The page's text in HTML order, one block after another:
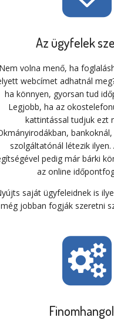
Az ügyfelek
Nem volna menő, ha
webcímet adhatnál
ha könnyen, gyorsan tud
Legjobb, ha az
kattintással tudjuk ezt
szolgáltatónál létezik
pedig már bárki
az online
saját ügyfeleidnek is
még jobban fogják szeretni